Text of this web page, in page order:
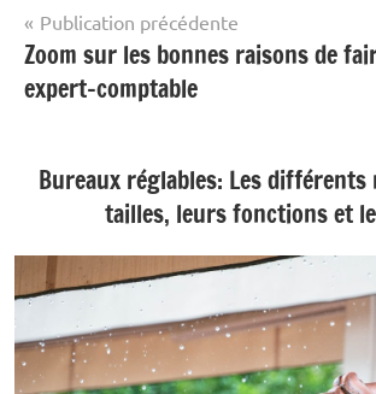
Non
classé
Navigation
de
l’article
Publication précédente
Zoom sur les bonnes raisons de
expert-comptable
Bureaux réglables: Les différents
tailles, leurs fonctions et